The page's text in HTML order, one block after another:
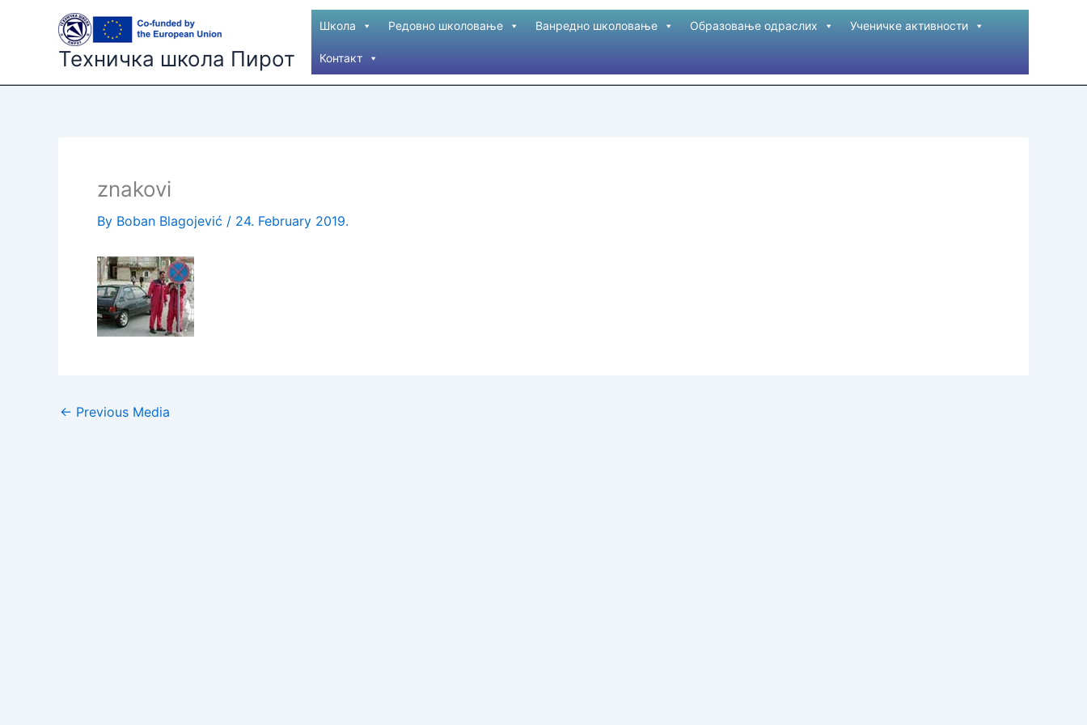
Техничка школа Пирот
Школа Редовно школовање Ванредно школовање Образовање одраслих Ученичке активности
Контакт
znakovi
By Boban Blagojević / 24. February 2019.
← Previous Media